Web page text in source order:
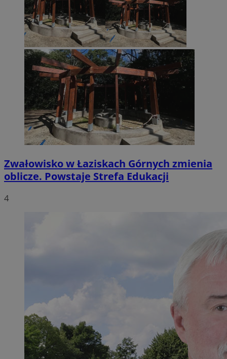
Zwałowisko w Łaziskach Górnych zmienia
oblicze. Powstaje Strefa Edukacji
4